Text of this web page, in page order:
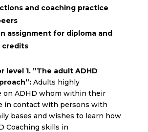
and coaching practice
assignment for diploma and
credits
level 1. ”The adult ADHD
Adults highly
on ADHD whom within their
in contact with persons with
bases and wishes to learn how
Coaching skills in